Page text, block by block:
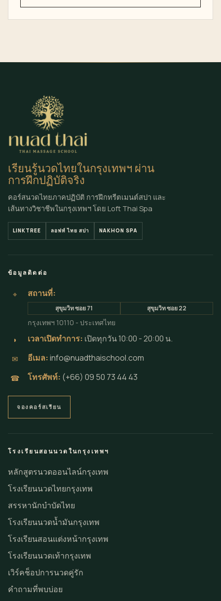
เรียนรู้นวดไทยในกรุงเทพฯ ผ่าน
การฝึกปฏิบัติจริง
คอร์สนวดไทยภาคปฏิบัติ การฝึกทรีตเมนต์สปา และ
เส้นทางวิชาชีพในกรุงเทพฯ โดย Loft Thai Spa
LINKTREE ลอฟท์ ไทย สปา NAKHON SPA
ข้อมูลติดต่อ
⌖ สถานที่:
สุขุมวิท ซอย 71 สุขุมวิท ซอย 22
กรุงเทพฯ 10110 - ประเทศไทย
◗ เวลาเปิดทำการ: เปิดทุกวัน 10:00 - 20:00 น.
✉ อีเมล:info@nuadthaischool.com
☎ โทรศัพท์: (+66) 09 50 73 44 43
จองคอร์สเรียน
โรงเรียนสอนนวดในกรุงเทพฯ
หลักสูตรนวดออนไลน์กรุงเทพ
โรงเรียนนวดไทยกรุงเทพ
สรรหานักบำบัดไทย
โรงเรียนนวดน้ำมันกรุงเทพ
โรงเรียนสอนแต่งหน้ากรุงเทพ
โรงเรียนนวดเท้ากรุงเทพ
เวิร์คช็อปการนวดคู่รัก
คำถามที่พบบ่อย